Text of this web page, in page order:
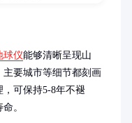
球仪能够清晰呈现山
要城市等细节都刻画
可保持5-8年不褪
。